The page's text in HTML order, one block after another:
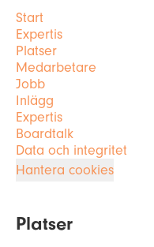
Start
Expertis
Platser
Medarbetare
Jobb
Inlägg
Expertis
Boardtalk
Data och integritet
Hantera cookies
Platser